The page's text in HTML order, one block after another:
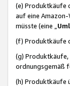
(e) Produktkäufe
auf eine
müsste (eine „
(f) Produktkäufe
(g) Produktkäufe,
ordnungsgemäß
(h) Produktkäufe